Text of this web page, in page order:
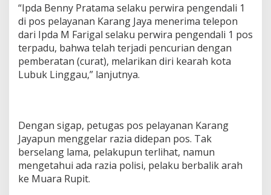
P
e
a
k
u
C
.
“Ipda Benny Pratama selaku perwira pengendali 1
di pos pelayanan Karang Jaya menerima telepon
dari Ipda M Farigal selaku perwira pengendali 1 pos
terpadu, bahwa telah terjadi pencurian dengan
pemberatan (curat), melarikan diri kearah kota
Lubuk Linggau,” lanjutnya.
Dengan sigap, petugas pos pelayanan Karang
Jayapun menggelar razia didepan pos. Tak
berselang lama, pelakupun terlihat, namun
mengetahui ada razia polisi, pelaku berbalik arah
ke Muara Rupit.